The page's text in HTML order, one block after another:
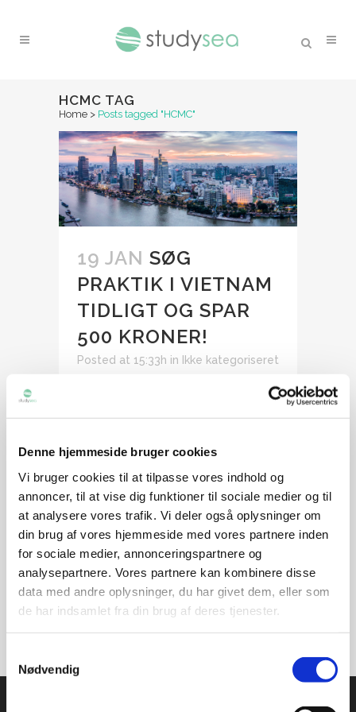
Denne hjemmeside bruger cookies
Vi bruger cookies til at tilpasse vores indhold og
annoncer, til at vise dig funktioner til sociale medier og til
at analysere vores trafik. Vi deler også oplysninger om
din brug af vores hjemmeside med vores partnere inden
for sociale medier, annonceringspartnere og
analysepartnere. Vores partnere kan kombinere disse
data med andre oplysninger, du har givet dem, eller som
de har indsamlet fra din brug af deres tjenester.
Nødvendig
HCMC TAG
Home > Posts tagged "HCMC"
19 JAN SØG
PRAKTIK I VIETNAM
TIDLIGT OG SPAR
500 KRONER!
Posted at 15:33h in Ikke kategoriseret
Vil du i praktik i Vietnam kan du spare
"early bird" rabat på 500 kroner på
vores Ho Chi Minh City Praktikpakke til
alle som søger mindst 6 måneder før
planlagt praktikstart. Ved at søge tidligt
hjælper du...
READ MORE